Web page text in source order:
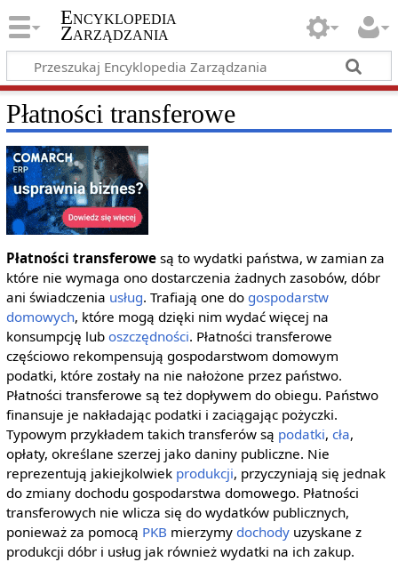
Encyklopedia
Zarządzania
Płatności transferowe
Płatności transferowesą to wydatki państwa, w zamian za
które nie wymaga ono dostarczenia żadnych zasobów, dóbr
ani świadczenia usług. Trafiają one do gospodarstw
domowych, które mogą dzięki nim wydać więcej na
konsumpcję lub oszczędności. Płatności transferowe
częściowo rekompensują gospodarstwom domowym
podatki, które zostały na nie nałożone przez państwo.
Płatności transferowe są też dopływem do obiegu. Państwo
finansuje je nakładając podatki i zaciągając pożyczki.
Typowym przykładem takich transferów są podatki, cła,
opłaty, określane szerzej jako daniny publiczne. Nie
reprezentują jakiejkolwiek produkcji, przyczyniają się jednak
do zmiany dochodu gospodarstwa domowego. Płatności
transferowych nie wlicza się do wydatków publicznych,
ponieważ za pomocą PKB mierzymy dochodyuzyskane z
produkcji dóbr i usług jak również wydatki na ich zakup.